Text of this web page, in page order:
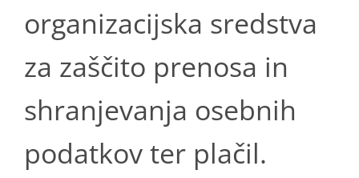
organizacijska sredstva
za zaščito prenosa in
shranjevanja osebnih
podatkov ter plačil.